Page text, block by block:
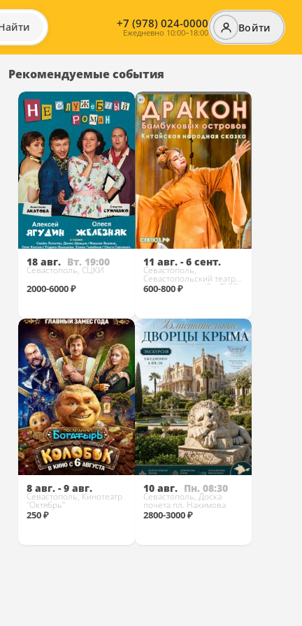
+7 (978) 024-0000
Ежедневно 10:00–18:00 Войти
Рекомендуемые события
18 авг. Вт. 19:00
Севастополь, СЦКИ
2000-6000 ₽
Купить
11 авг. - 6 сент.
Севастополь,
Севастопольский театр
юного зрителя (СевТЮЗ)
600-800 ₽
Купить
8 авг. - 9 авг.
Севастополь, Кинотеатр
"Октябрь"
250 ₽
10 авг. Пн. 08:30
Севастополь, Доска
почета пл. Нахимова
2800-3000 ₽